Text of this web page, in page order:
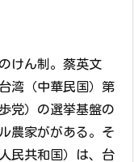
けん制。 蔡英文
湾（中華民国）第
党）の選挙基盤の
農家ががある。 そ
民共和国）は、台